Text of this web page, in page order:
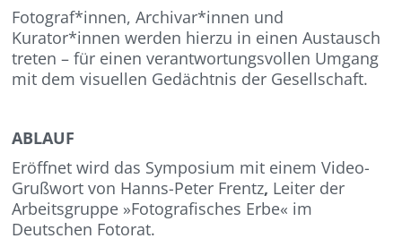
Fotograf*innen, Archivar*innen und
Kurator*innen werden hierzu in einen Austausch
treten – für einen verantwortungsvollen Umgang
mit dem visuellen Gedächtnis der Gesellschaft.
ABLAUF
Eröffnet wird das Symposium mit einem Video-
Grußwort von Hanns-Peter Frentz, Leiter der
Arbeitsgruppe »Fotografisches Erbe« im
Deutschen Fotorat.